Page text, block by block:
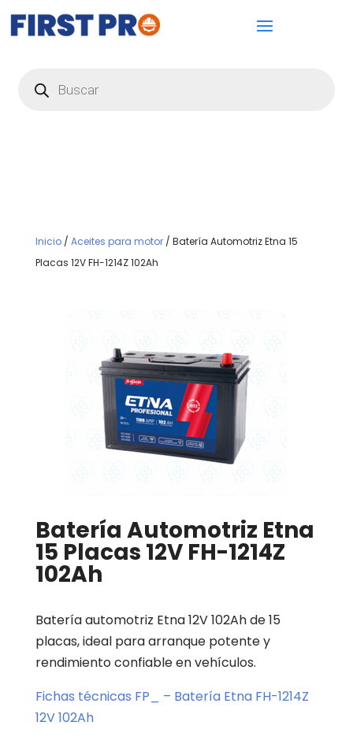
productos
Inicio/ Aceites para motor/ Batería Automotriz Etna 15
Placas 12V FH-1214Z 102Ah
Batería Automotriz Etna
15 Placas 12V FH-1214Z
102Ah
Batería automotriz Etna 12V 102Ah de 15
placas, ideal para arranque potente y
rendimiento confiable en vehículos.
Fichas técnicas FP_ – Batería Etna FH-1214Z
12V 102Ah